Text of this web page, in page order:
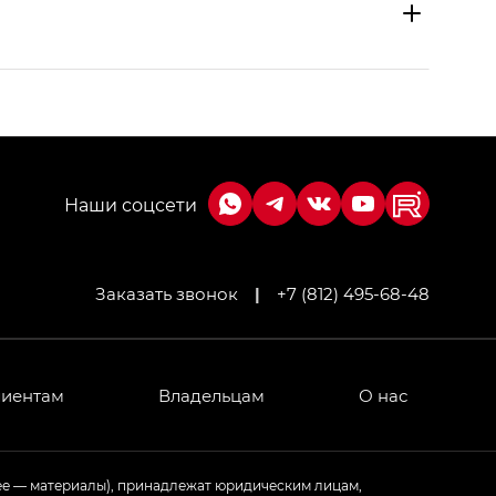
— GB AWD, Джи Эль Полный привод —
Заказать звонок | +7 (812) 495-68-48
Владельцам О нас
— материалы), принадлежат юридическим лицам,